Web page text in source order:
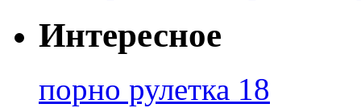
Интересное
порно рулетка 18